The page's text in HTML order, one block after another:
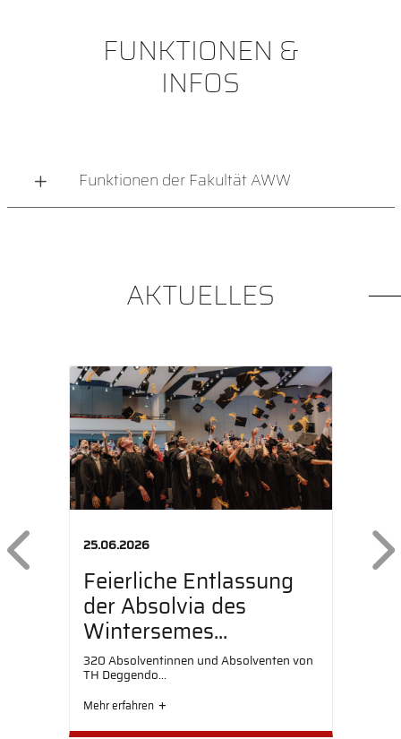
FUNKTIONEN &
INFOS
Funktionen der Fakultät AWW
AKTUELLES
Previous
25.06.2026
Feierliche Entlassung
der Absolvia des
Wintersemes...
320 Absolventinnen und Absolventen von
TH Deggendo...
Mehr erfahren